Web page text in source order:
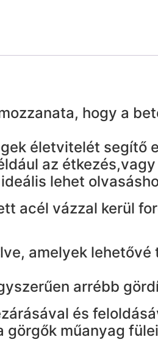
hogy a
életvitelét segítő
az
lehet
acél vázzal kerül
amelyek lehetővé
arrébb
és
görgők műanyag